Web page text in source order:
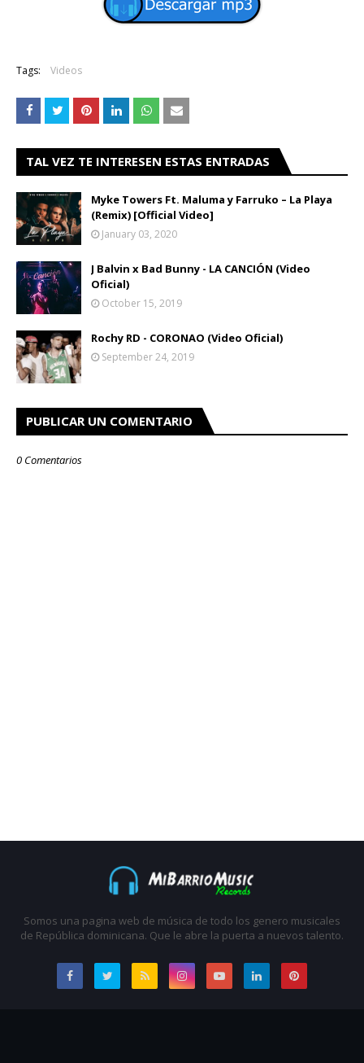
Tags: Videos
TAL VEZ TE INTERESEN ESTAS ENTRADAS
Myke Towers Ft. Maluma y Farruko – La Playa
(Remix) [Official Video]
January 03, 2020
J Balvin x Bad Bunny - LA CANCIÓN (Video
Oficial)
October 15, 2019
Rochy RD - CORONAO (Video Oficial)
September 24, 2019
PUBLICAR UN COMENTARIO
0 Comentarios
Somos una pagina web de música de todo los genero musicales
de República dominicana. Que le abre la puerta a nuevos talento.